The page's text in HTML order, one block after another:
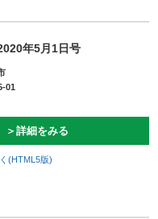
年5月1日号
01
＞詳細をみる
(HTML5版)